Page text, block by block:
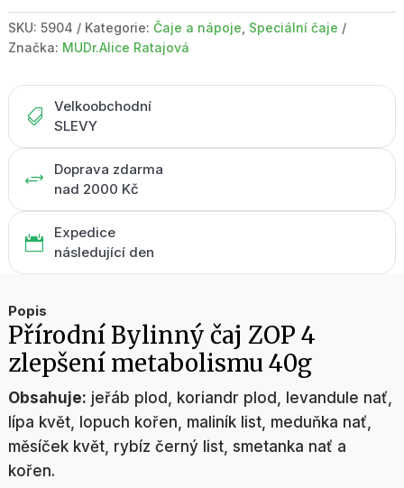
zlepšení
metabolismu
SKU: 5904 Kategorie: Čaje a nápoje Speciální čaje
Značka: MUDr.Alice Ratajová

Velkoobchodní
SLEVY
+
Doprava zdarma
nad 2000 Kč

Expedice
následující den
Popis
Přírodní Bylinný čaj ZOP 4
zlepšení metabolismu 40g
Obsahuje: jeřáb plod, koriandr plod, levandule nať,
lípa květ, lopuch kořen, maliník list, meduňka nať,
měsíček květ, rybíz černý list, smetanka nať a
kořen.